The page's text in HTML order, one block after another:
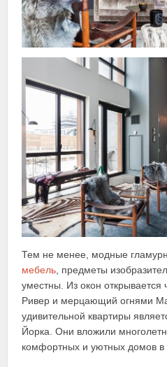
Тем не менее, модные
мебель, предметы
уместны. Из окон открывается
Ривер и мерцающий огнями
удивительной квартиры
Йорка. Они вложили
комфортных и уютных домов в